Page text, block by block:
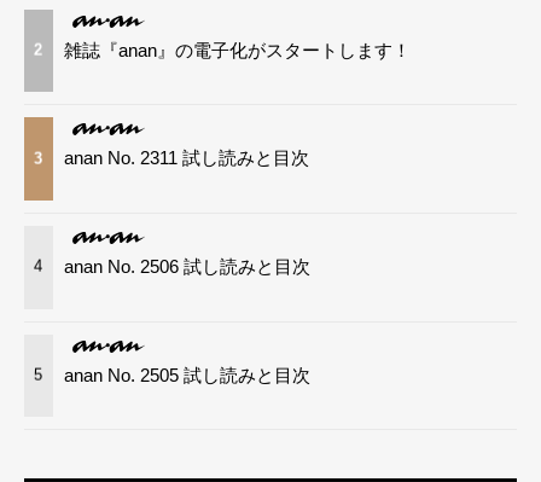
2 雑誌『anan』の電子化がスタートします！
3 anan No. 2311 試し読みと目次
4 anan No. 2506 試し読みと目次
5 anan No. 2505 試し読みと目次